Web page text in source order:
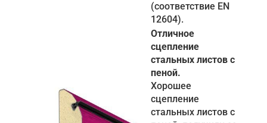
(соответствие EN
12604).
Отличное
сцепление
стальных листов с
пеной.
Хорошее
сцепление
стальных листов с